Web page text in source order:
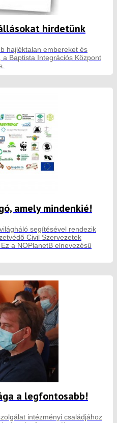
hirdetünk
hajléktalan embereket és
Baptista Integrációs Központ
amely mindenkié!
segítésével rendezik
Civil Szervezetek
a NOPlanetB elnevezésű
a legfontosabb!
intézményi családjához